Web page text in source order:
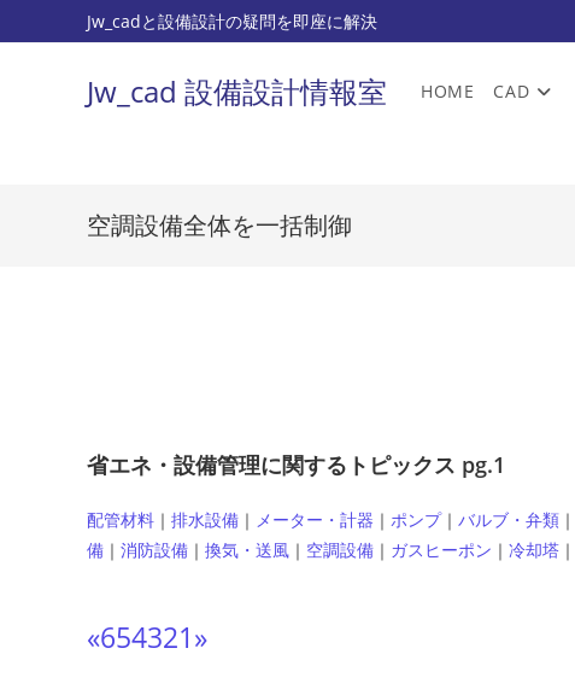
ン
Jw_cadと設備設計の疑問を即座に解決
Jw_cad 設備設計情報室 HOME CAD
空調設備全体を一括制御
省エネ・設備管理に関するトピックス pg.1
配管材料 ｜ 排水設備 ｜ メーター・計器 ｜ ポンプ｜ バルブ・弁類 ｜
備 ｜ 消防設備 ｜ 換気・送風 ｜ 空調設備 ｜ ガスヒーポン ｜ 冷却塔 ｜
«654321»